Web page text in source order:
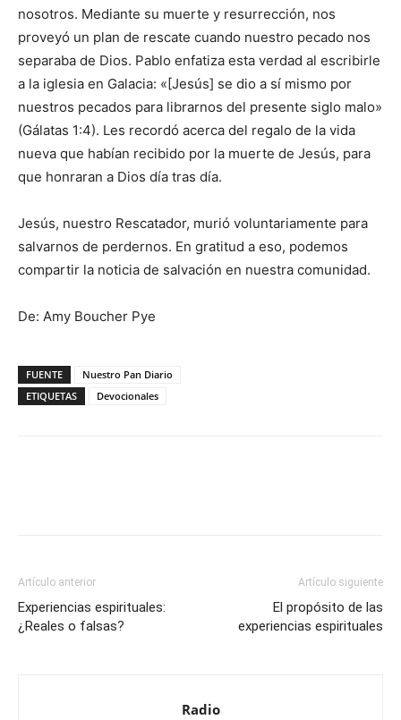
nosotros. Mediante su muerte y resurrección, nos
proveyó un plan de rescate cuando nuestro pecado nos
separaba de Dios. Pablo enfatiza esta verdad al escribirle
a la iglesia en Galacia: «[Jesús] se dio a sí mismo por
nuestros pecados para librarnos del presente siglo malo»
(Gálatas 1:4). Les recordó acerca del regalo de la vida
nueva que habían recibido por la muerte de Jesús, para
que honraran a Dios día tras día.
Jesús, nuestro Rescatador, murió voluntariamente para
salvarnos de perdernos. En gratitud a eso, podemos
compartir la noticia de salvación en nuestra comunidad.
De: Amy Boucher Pye
FUENTE
Nuestro Pan Diario
ETIQUETAS
Devocionales
Artículo anterior
Experiencias espirituales:
¿Reales o falsas?
Artículo siguiente
El propósito de las
experiencias espirituales
Radio